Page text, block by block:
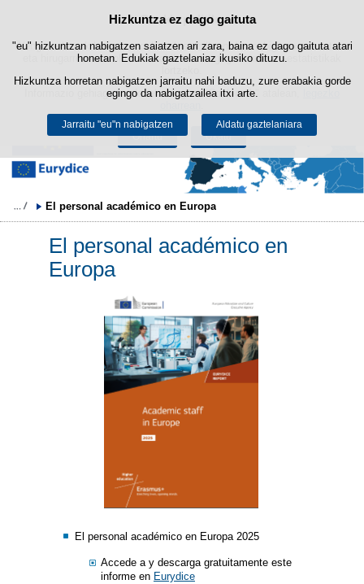
Cookie politika
Webgune honek berezko cookie-ak erabiltzen ditu nabigazioa errazteko
eta hirugarrenen cookie-ak erabilera- eta gogobetetasun-estatistikak
Informazio gehiago lor dezakezu gure "Cookie-ak" atalean,
Onartu Ukatu
Hizkuntza ez dago gaituta
"eu" hizkuntzan nabigatzen saiatzen ari zara, baina ez dago gaituta atari
honetan. Edukiak gaztelaniaz ikusiko dituzu.
Hizkuntza horretan nabigatzen jarraitu nahi baduzu, zure erabakia gorde
egingo da nabigatzailea itxi arte.
Jarraitu "eu"n nabigatzen Aldatu gaztelaniara
Edukira salto egin
El personal académico en Europa
El personal académico en
Europa
El personal académico en Europa 2025
Accede a y descarga gratuitamente este
informe en Eurydice